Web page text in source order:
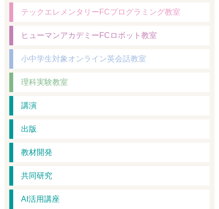
テックエレメンタリーFCプログラミング教室
ヒューマンアカデミーFCロボット教室
小中学生対象オンライン英会話教室
理科実験教室
講演
出版
教材開発
共同研究
AI活用講座